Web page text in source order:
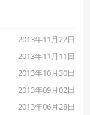
2013年11月22日
2013年11月11日
2013年10月30日
2013年09月02日
2013年06月28日